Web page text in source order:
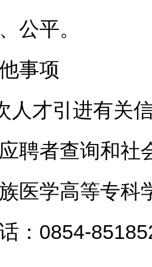
公平。
事项
才引进有关
聘者查询和社
医学高等专科
0854-